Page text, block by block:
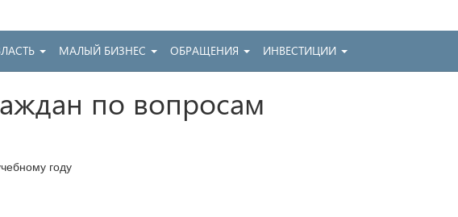
МАЛЫЙ БИЗНЕС ОБРАЩЕНИЯ ИНВЕСТИЦИИ
по вопросам
году